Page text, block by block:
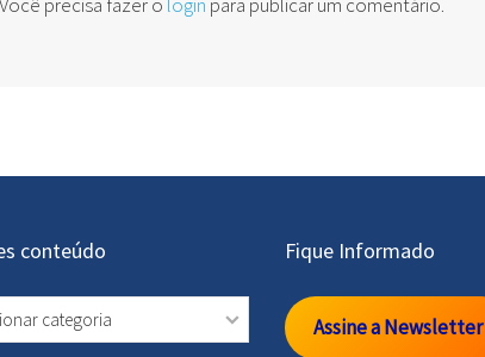
conteúdo Fique Informado
Assine a Newsletter